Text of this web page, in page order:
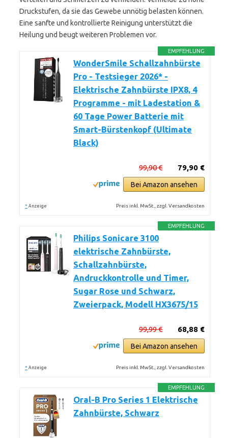
Druckstufen, da sie das Gewebe unnötig belasten können.
Eine sanfte und kontrollierte Reinigung unterstützt die
Heilung und beugt weiteren Problemen vor.
EMPFEHLUNG
WonderSmile Schallzahnbürste
Pro - Testsieger 2026* -
Elektrische Zahnbürste IPX8, 4
Programme - mit Ladestation &
60 Tage Power Batterie mit
Smart-Bürstenkopf (Ultimate
Black)
79,90 €
99,90 €
Bei Amazon ansehen
* Anzeige Preis inkl. MwSt., zzgl. Versandkosten
EMPFEHLUNG
Philips Sonicare 3100
elektrische Zahnbürste,
Schallzahnbürste,
Andruckkontrolle und Timer,
Sugar Rose und Schwarz,
Zweierpack, Modell HX3675/15
68,88 €
99,99 €
Bei Amazon ansehen
* Anzeige Preis inkl. MwSt., zzgl. Versandkosten
EMPFEHLUNG
Oral-B Pro Series 1 Elektrische
Zahnbürste, Schwarz